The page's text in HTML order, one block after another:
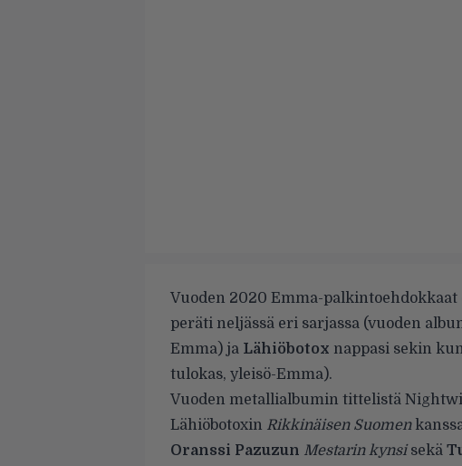
Vuoden 2020 Emma-
peräti neljässä eri sarjassa (vuoden
Emma) ja Lähiöbotox nappasi sekin
tulokas, yleisö-Emma).
Vuoden metallialbumin tittelistä
Lähiöbotoxin Rikkinäisen Suomen
Oranssi Pazuzun Mestarin kynsisekä